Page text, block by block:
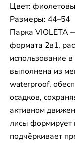
Цвет:
Размеры: 44–54
Парка VIOLETA
формата 2в1,
использование
выполнена из
waterproof,
осадков,
активном
лисы формирует
подчёркивает